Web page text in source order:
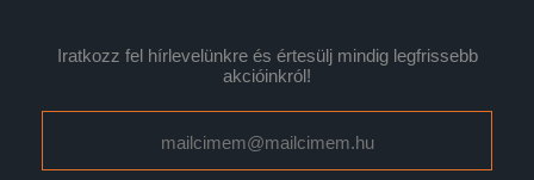
Iratkozz fel hírlevelünkre és értesülj mindig legfrissebb
akcióinkról!